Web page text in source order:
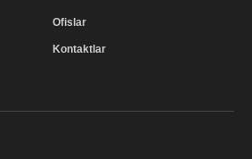
Ofislar
Kontaktlar